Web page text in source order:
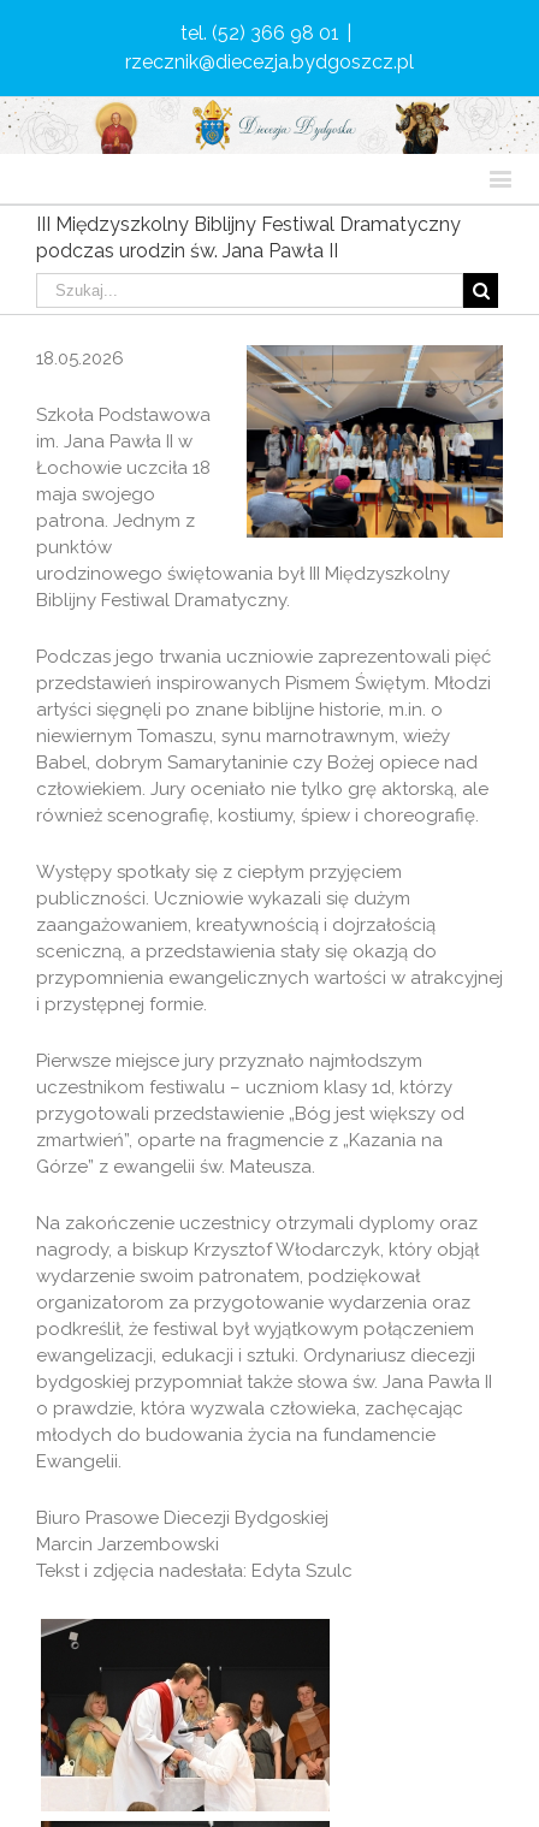
tel. (52) 366 98 01
rzecznik@diecezja.bydgoszcz.pl
III Międzyszkolny Biblijny Festiwal Dramatyczny
podczas urodzin św. Jana Pawła II
18.05.2026
Szkoła Podstawowa
im. Jana Pawła II w
Łochowie uczciła 18
maja swojego
patrona. Jednym z
punktów
urodzinowego świętowania był III Międzyszkolny
Biblijny Festiwal Dramatyczny.
Podczas jego trwania uczniowie zaprezentowali pięć
przedstawień inspirowanych Pismem Świętym. Młodzi
artyści sięgnęli po znane biblijne historie, m.in. o
niewiernym Tomaszu, synu marnotrawnym, wieży
Babel, dobrym Samarytaninie czy Bożej opiece nad
człowiekiem. Jury oceniało nie tylko grę aktorską, ale
również scenografię, kostiumy, śpiew i choreografię.
Występy spotkały się z ciepłym przyjęciem
publiczności. Uczniowie wykazali się dużym
zaangażowaniem, kreatywnością i dojrzałością
sceniczną, a przedstawienia stały się okazją do
przypomnienia ewangelicznych wartości w atrakcyjnej
i przystępnej formie.
Pierwsze miejsce jury przyznało najmłodszym
uczestnikom festiwalu – uczniom klasy 1d, którzy
przygotowali przedstawienie „Bóg jest większy od
zmartwień”, oparte na fragmencie z „Kazania na
Górze” z ewangelii św. Mateusza.
Na zakończenie uczestnicy otrzymali dyplomy oraz
nagrody, a biskup Krzysztof Włodarczyk, który objął
wydarzenie swoim patronatem, podziękował
organizatorom za przygotowanie wydarzenia oraz
podkreślił, że festiwal był wyjątkowym połączeniem
ewangelizacji, edukacji i sztuki. Ordynariusz diecezji
bydgoskiej przypomniał także słowa św. Jana Pawła II
o prawdzie, która wyzwala człowieka, zachęcając
młodych do budowania życia na fundamencie
Ewangelii.
Biuro Prasowe Diecezji Bydgoskiej
Marcin Jarzembowski
Tekst i zdjęcia nadesłała: Edyta Szulc